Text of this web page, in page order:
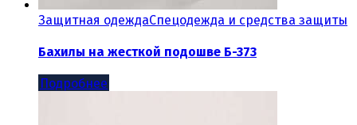
Защитная одеждаСпецодежда и средства защиты
Бахилы на жесткой подошве Б-373
Подробнее